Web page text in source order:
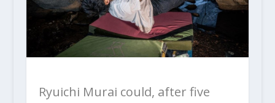
Ryuichi Murai could, after five